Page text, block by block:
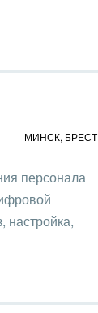
МИНСК, БРЕСТ
персонала
настройка,